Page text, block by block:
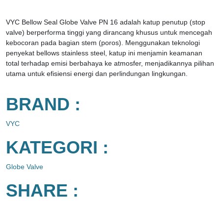
VYC Bellow Seal Globe Valve PN 16 adalah katup penutup (stop
valve) berperforma tinggi yang dirancang khusus untuk mencegah
kebocoran pada bagian stem (poros). Menggunakan teknologi
penyekat bellows stainless steel, katup ini menjamin keamanan
total terhadap emisi berbahaya ke atmosfer, menjadikannya pilihan
utama untuk efisiensi energi dan perlindungan lingkungan.
BRAND :
VYC
KATEGORI :
Globe Valve
SHARE :